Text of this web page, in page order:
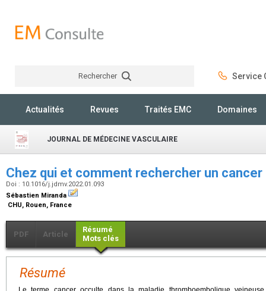
Rechercher Service
Actualités Revues Traités EMC Domaines
JOURNAL DE MÉDECINE VASCULAIRE
Chez qui et comment rechercher un
Doi : 10.1016/j.jdmv.2022.01.093
Sébastien Miranda
CHU, Rouen, France
PDF Article
Résumé
Mots clés
Résumé